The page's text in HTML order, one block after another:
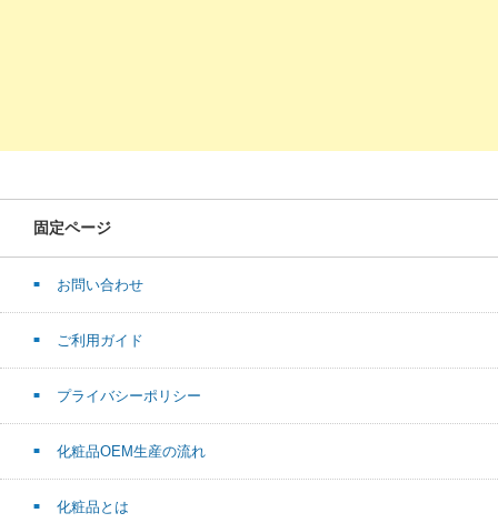
固定ページ
お問い合わせ
ご利用ガイド
プライバシーポリシー
化粧品OEM生産の流れ
化粧品とは